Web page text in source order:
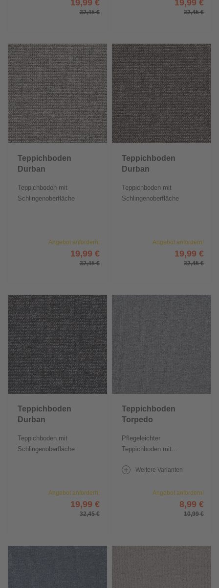
19,99 €
32,45 €
19,99 €
32,45 €
Teppichboden
Durban
Teppichboden mit
Schlingenoberfläche
Angebot anfordern!
19,99 €
32,45 €
Teppichboden
Durban
Teppichboden mit
Schlingenoberfläche
Angebot anfordern!
19,99 €
32,45 €
Teppichboden
Durban
Teppichboden mit
Schlingenoberfläche
Angebot anfordern!
19,99 €
32,45 €
Teppichboden
Torpedo
Pflegeleichter
Teppichboden mit...
Weitere Varianten
Angebot anfordern!
8,99 €
10,99 €